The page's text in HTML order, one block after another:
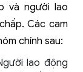
và người lao
Các cam
chính sau:
lao động